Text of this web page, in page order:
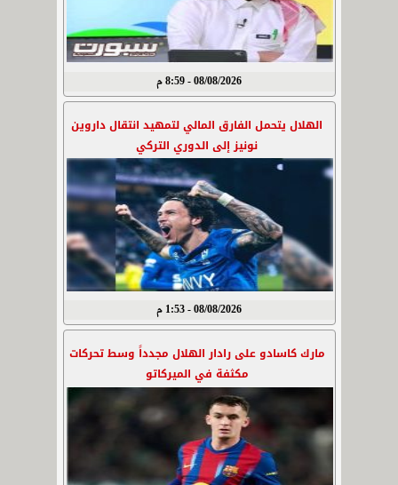
08/08/2026 - 8:59 م
الهلال يتحمل الفارق المالي لتمهيد انتقال داروين
نونيز إلى الدوري التركي
08/08/2026 - 1:53 م
مارك كاسادو على رادار الهلال مجدداً وسط تحركات
مكثفة في الميركاتو